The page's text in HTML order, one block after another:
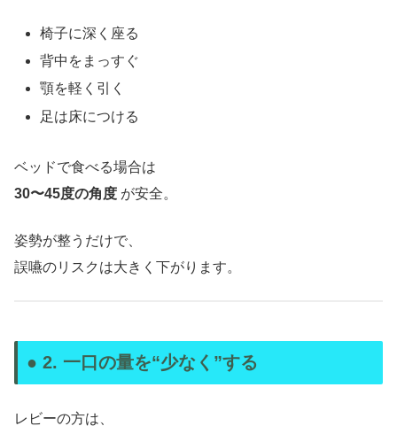
椅子に深く座る
背中をまっすぐ
顎を軽く引く
足は床につける
ベッドで食べる場合は
30〜45度の角度 が安全。
姿勢が整うだけで、
誤嚥のリスクは大きく下がります。
● 2. 一口の量を“少なく”する
レビーの方は、